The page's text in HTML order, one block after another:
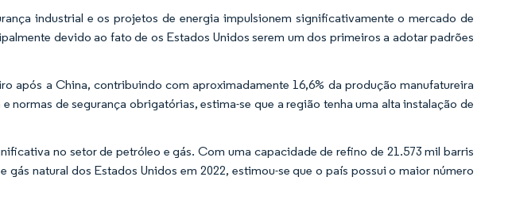
industrial e os projetos de energia impulsionem significativamente o mercado de
devido ao fato de os Estados Unidos serem um dos primeiros a adotar padrões
após a China, contribuindo com aproximadamente 16,6% da produção manufatureira
normas de segurança obrigatórias, estima-se que a região tenha uma alta instalação de
no setor de petróleo e gás. Com uma capacidade de refino de 21.573 mil barris
natural dos Estados Unidos em 2022, estimou-se que o país possui o maior número